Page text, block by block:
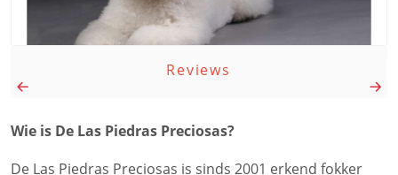
Reviews
Wie is De Las Piedras Preciosas?
De Las Piedras Preciosas is sinds 2001 erkend fokker